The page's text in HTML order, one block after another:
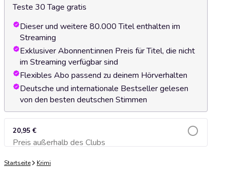
Teste 30 Tage gratis
Dieser und weitere 80.000 Titel enthalten im
Streaming
Exklusiver Abonnent:innen Preis für Titel, die nicht
im Streaming verfügbar sind
Flexibles Abo passend zu deinem Hörverhalten
Deutsche und internationale Bestseller gelesen
von den besten deutschen Stimmen
20,95 €
Preis außerhalb des ClubsZum Warenkorb hinzufügen
Startseite Krimi